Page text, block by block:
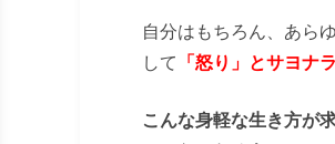
自分はもちろん、あら
して 「怒り」とサヨナラ
こんな身軽な生き方が